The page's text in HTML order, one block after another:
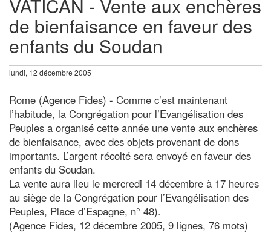
VATICAN - Vente aux enchères
de bienfaisance en faveur des
enfants du Soudan
lundi, 12 décembre 2005
Rome (Agence Fides) - Comme c’est maintenant
l’habitude, la Congrégation pour l’Evangélisation des
Peuples a organisé cette année une vente aux enchères
de bienfaisance, avec des objets provenant de dons
importants. L’argent récolté sera envoyé en faveur des
enfants du Soudan.
La vente aura lieu le mercredi 14 décembre à 17 heures
au siège de la Congrégation pour l’Evangélisation des
Peuples, Place d’Espagne, n° 48).
(Agence Fides, 12 décembre 2005, 9 lignes, 76 mots)